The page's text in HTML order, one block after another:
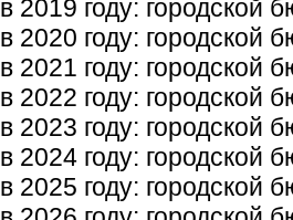
в 2019 году: городской
в 2020 году: городской
в 2021 году: городской
в 2022 году: городской
в 2023 году: городской
в 2024 году: городской
в 2025 году: городской